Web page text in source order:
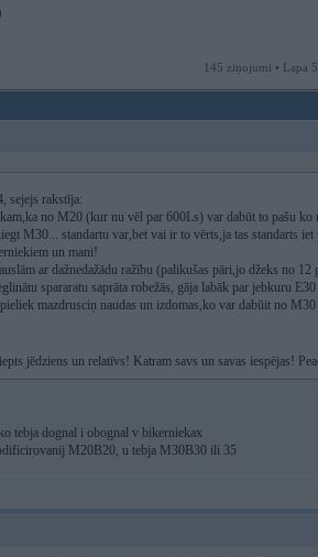
145 ziņojumi • Lapa
sejejs rakstīja:
no M20 (kur nu vēl par 600Ls) var dabūt to pašu ko
M30... standartu var,bet vai ir to vērts,ja tas standarts iet
un mani!
ar dažnedažādu ražību (palikušas pāri,jo džeks no
spararatu saprāta robežās, gāja labāk par jebkuru
mazdrusciņ naudas un izdomas,ko var dabūit no
jēdziens un relatīvs! Katram savs un savas iespējas!
tebja dognal i obognal v bikerniekax
M20B20, u tebja M30B30 ili 35